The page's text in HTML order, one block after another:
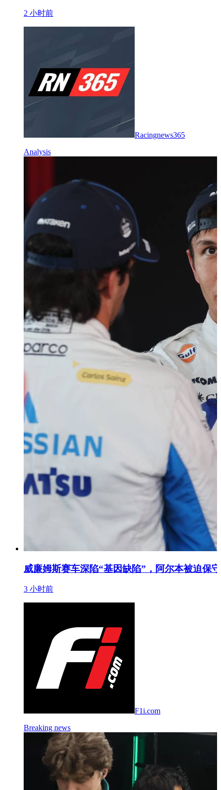
2 小时前
Racingnews365
Analysis
威廉姆斯赛车深陷“基因缺陷”，阿尔本被迫保
3 小时前
F1i.com
Breaking news